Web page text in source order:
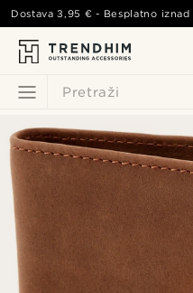
Pretraži
Dostava3,95 € - Besplatno iznad